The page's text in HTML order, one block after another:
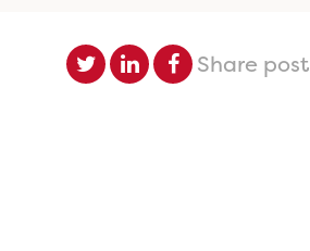
Share post